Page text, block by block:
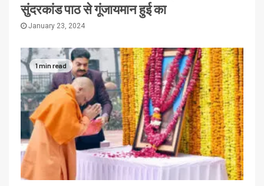
सुंदरकांड पाठ से गूंजायमान हुई का
January 23, 2024
1 min read